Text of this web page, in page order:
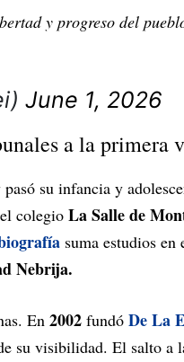
y progreso del
June 1, 2026
a la primera
su infancia y
colegio La Salle de
suma estudios
Nebrija.
En 2002 fundó De La
su visibilidad. El salto a